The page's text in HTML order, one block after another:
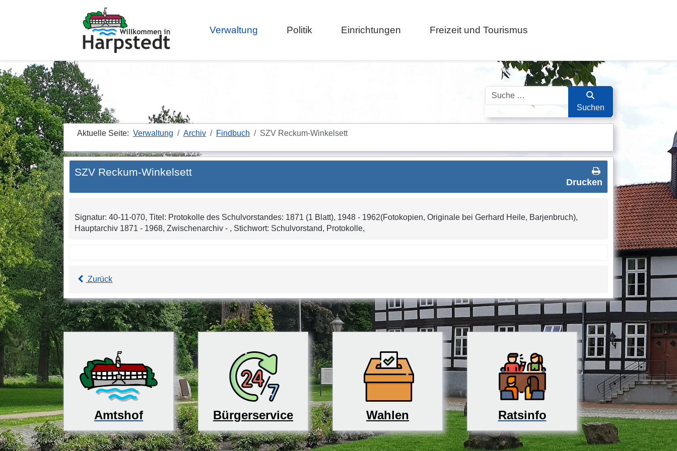
Verwaltung Politik Einrichtungen Freizeit und Tourismus
Suchen
Suchen
Aktuelle Seite: Verwaltung Archiv Findbuch SZV Reckum-Winkelsett
Drucken
SZV Reckum-Winkelsett
Signatur: 40-11-070, Titel: Protokolle des Schulvorstandes: 1871 (1 Blatt), 1948 - 1962(Fotokopien, Originale bei Gerhard Heile, Barjenbruch),
Hauptarchiv 1871 - 1968, Zwischenarchiv - , Stichwort: Schulvorstand, Protokolle,
Zurück
Amtshof Bürgerservice Wahlen Ratsinfo